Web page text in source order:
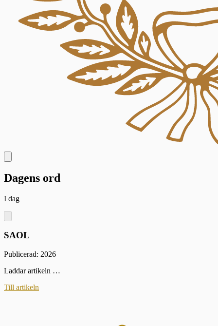
Dagens ord
I dag
SAOL
Publicerad: 2026
Laddar artikeln …
Till artikeln